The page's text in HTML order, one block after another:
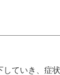
していき、症